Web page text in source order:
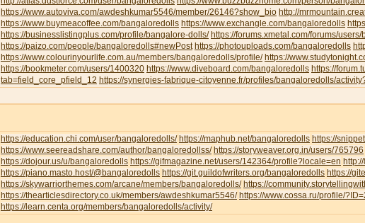
https://www.autoviva.com/awdeshkumar5546/member/26146?show_bio http://
https://www.buymeacoffee.com/bangaloredolls https://www.exchangle.com/bangaloredolls
https://businesslistingplus.com/profile/bangalore-dolls/ https://forums.xmetal.com/forums/
https://paizo.com/people/bangaloredolls#newPost https://photouploads.com/bangaloredolls
https://www.colourinyourlife.com.au/members/bangaloredolls/profile/ https://
https://bookmeter.com/users/1400320 https://www.diveboard.com/bangaloredolls https://
tab=field_core_pfield_12 https://synergies-fabrique-citoyenne.fr/profiles/bangaloredolls/
https://education.chi.com/user/bangaloredolls/ https://maphub.net/bangaloredolls https://
https://www.seereadshare.com/author/bangaloredollss/ https://storyweaver.org.in/users/765796
https://dojour.us/u/bangaloredolls https://gifmagazine.net/users/142364/profile?locale=en
https://piano.masto.host/@bangaloredolls https://git.guildofwriters.org/bangaloredolls https://
https://skywarriorthemes.com/arcane/members/bangaloredolls/ https://
https://thearticlesdirectory.co.uk/members/awdeshkumar5546/ https://www.cossa.ru/profile/
https://learn.centa.org/members/bangaloredolls/activity/